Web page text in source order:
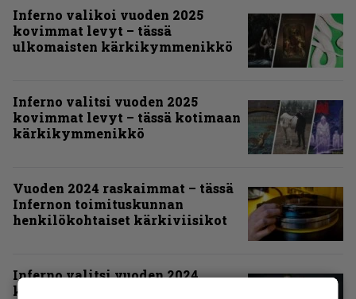
Inferno valikoi vuoden 2025
kovimmat levyt – tässä
ulkomaisten kärkikymmenikkö
Inferno valitsi vuoden 2025
kovimmat levyt – tässä kotimaan
kärkikymmenikkö
Vuoden 2024 raskaimmat – tässä
Infernon toimituskunnan
henkilökohtaiset kärkiviisikot
Inferno valitsi vuoden 2024
kovimmat albumit – tässä